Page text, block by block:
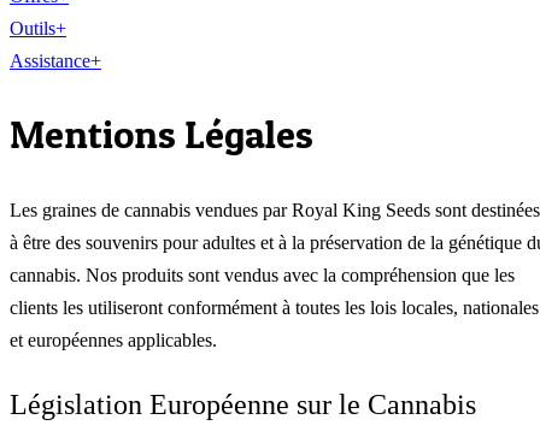
Outils+
Assistance+
Mentions Légales
Les graines de cannabis vendues par Royal King Seeds sont destinées
à être des souvenirs pour adultes et à la préservation de la génétique
cannabis. Nos produits sont vendus avec la compréhension que les
clients les utiliseront conformément à toutes les lois locales, nationales
et européennes applicables.
Législation Européenne sur le Cannabis